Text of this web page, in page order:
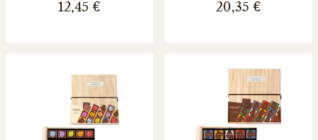
12,45 € 20,35 €